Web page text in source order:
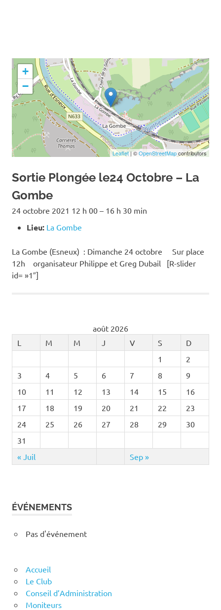
+
−
Leaflet| ©OpenStreetMapcontributors
Sortie Plongée le24 Octobre – La
Gombe
24 octobre 2021 12 h 00 – 16 h 30 min
Lieu: La Gombe
La Gombe (Esneux) : Dimanche 24 octobre Sur place
12h organisateur Philippe et Greg Dubail [R-slider
id= »1″]
août 2026
L
M M J V S
D
1
2
3
4 5 6 7 8
9
10
11 12 13 14 15
16
17
18 19 20 21 22
23
24
25 26 27 28 29
30
31
« Juil
Sep »
ÉVÉNEMENTS
Pas d'événement
Accueil
Le Club
Conseil d’Administration
Moniteurs